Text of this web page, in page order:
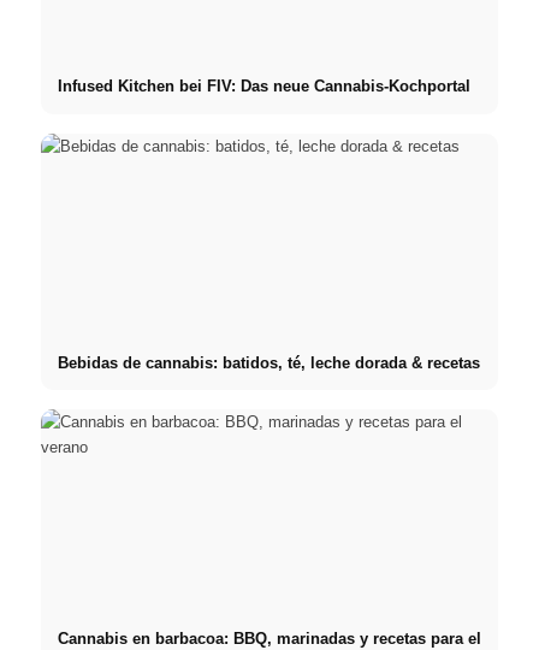
Infused Kitchen bei FIV: Das neue Cannabis-Kochportal
Bebidas de cannabis: batidos, té, leche dorada & recetas
Cannabis en barbacoa: BBQ, marinadas y recetas para el